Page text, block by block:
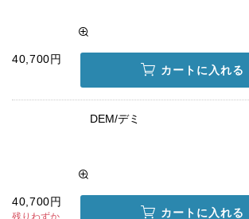
40,700円
カートに入れる
DEM/デミ
40,700円
残りわずか カートに入れる